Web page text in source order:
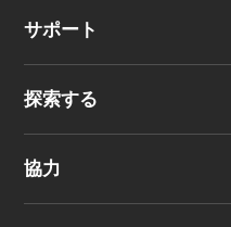
サポート
探索する
協力